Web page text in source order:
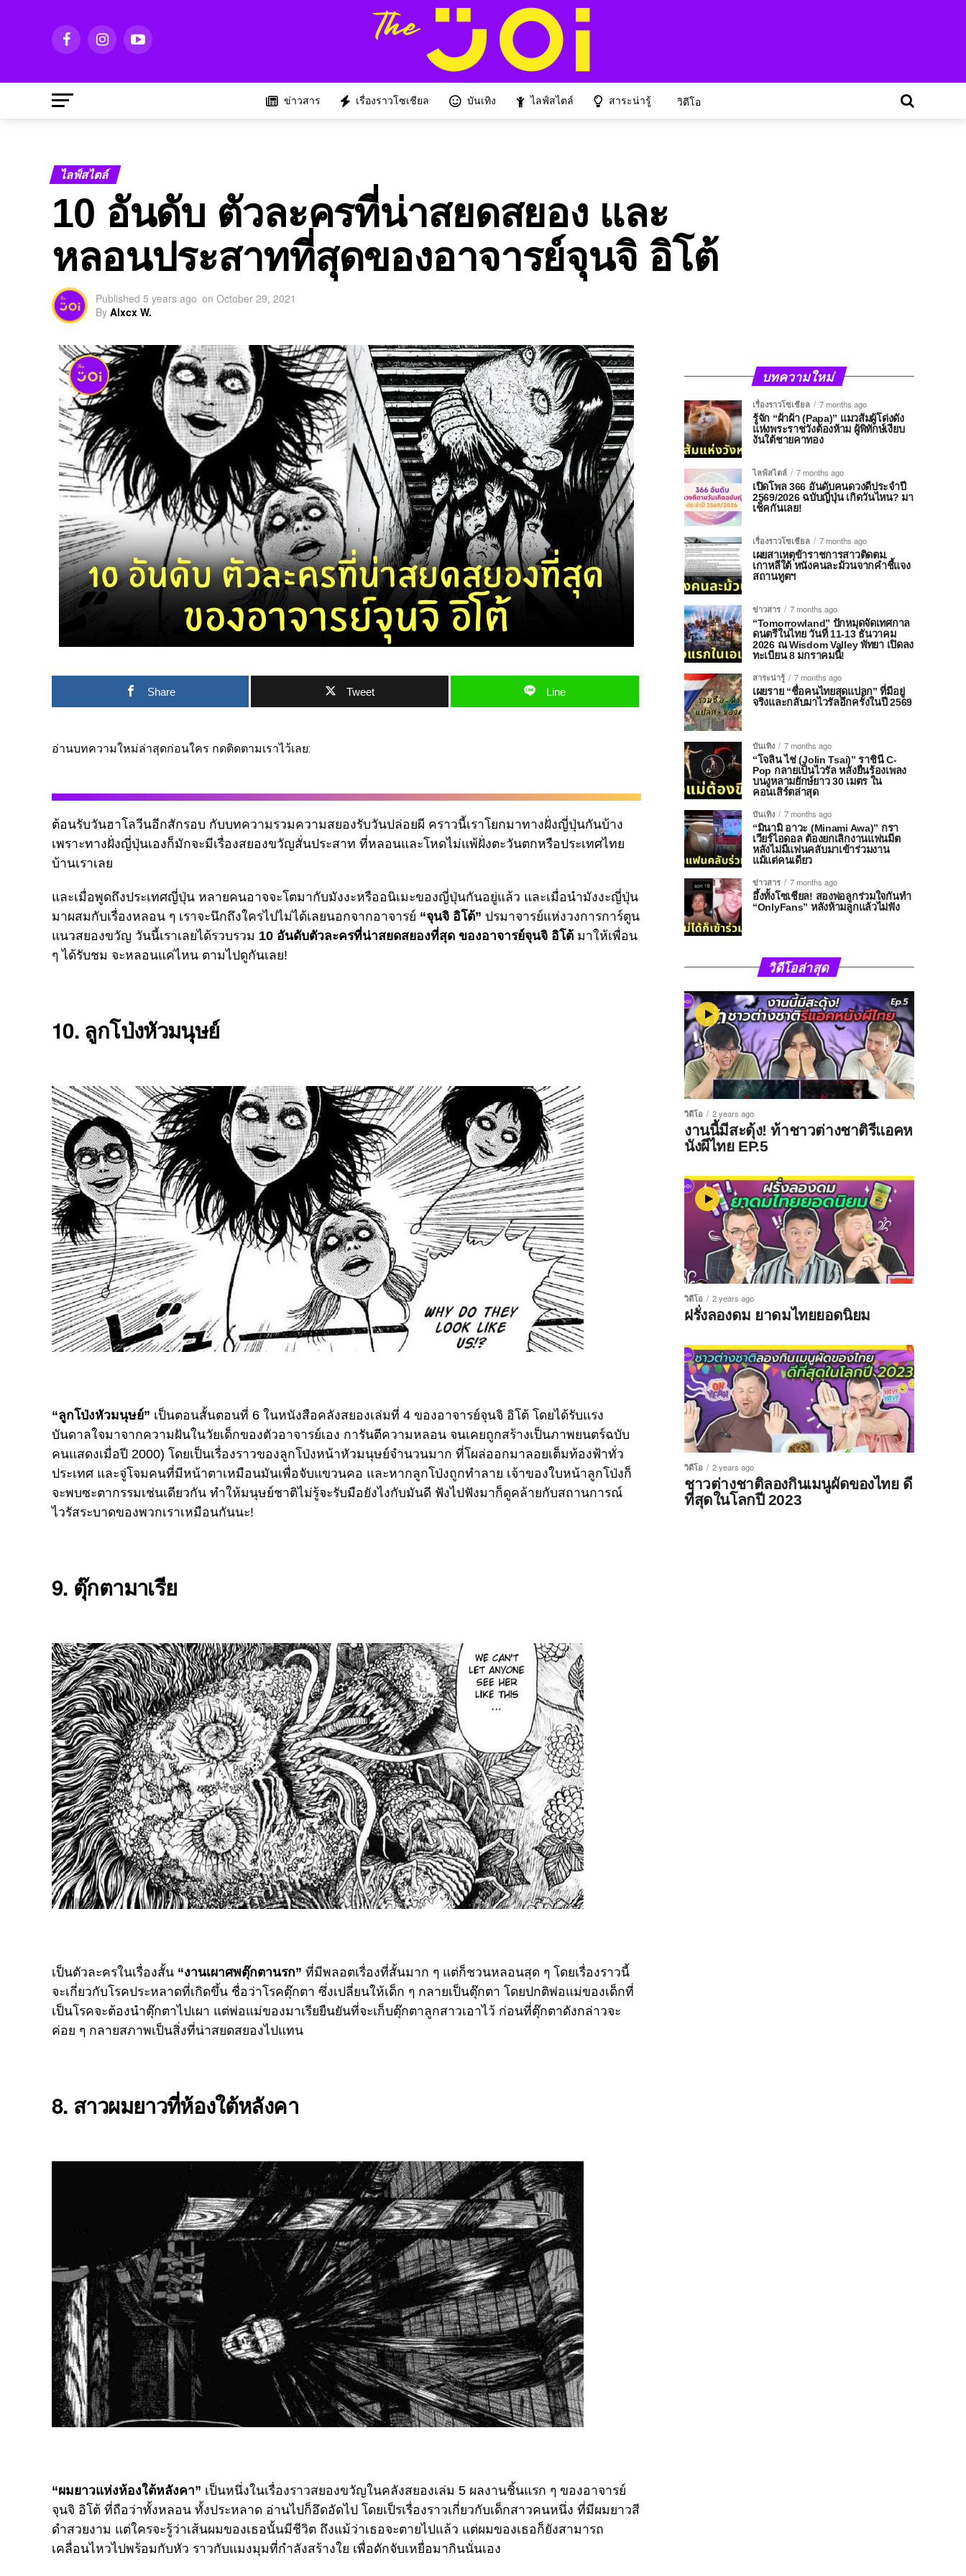
ข่าวสาร เรื่องราวโซเชียล บันเทิง ไลฟ์สไตล์ สาระน่ารู้ วิดีโอ
ไลฟ์สไตล์
10 อันดับ ตัวละครที่น่าสยดสยอง และ
หลอนประสาทที่สุดของอาจารย์จุนจิ อิโต้
Published 5 years ago on October 29, 2021
By Alxcx W.
Share Tweet Line
อ่านบทความใหม่ล่าสุดก่อนใคร กดติดตามเราไว้เลย:
ต้อนรับวันฮาโลวีนอีกสักรอบ กับบทความรวมความสยองรับวันปล่อยผี คราวนี้เราโยกมาทางฝั่งญี่ปุ่นกันบ้าง
เพราะทางฝั่งญี่ปุ่นเองก็มักจะมีเรื่องสยองขวัญสั่นประสาท ที่หลอนและโหดไม่แพ้ฝั่งตะวันตกหรือประเทศไทย
บ้านเราเลย
และเมื่อพูดถึงประเทศญี่ปุ่น หลายคนอาจจะโตมากับมังงะหรืออนิเมะของญี่ปุ่นกันอยู่แล้ว และเมื่อนำมังงะญี่ปุ่น
มาผสมกับเรื่องหลอน ๆ เราจะนึกถึงใครไปไม่ได้เลยนอกจากอาจารย์ “จุนจิ อิโต้” ปรมาจารย์แห่งวงการการ์ตูน
แนวสยองขวัญ วันนี้เราเลยได้รวบรวม 10 อันดับตัวละครที่น่าสยดสยองที่สุด ของอาจารย์จุนจิ อิโต้ มาให้เพื่อน
ๆ ได้รับชม จะหลอนแค่ไหน ตามไปดูกันเลย!
10. ลูกโป่งหัวมนุษย์
“ลูกโป่งหัวมนุษย์” เป็นตอนสั้นตอนที่ 6 ในหนังสือคลังสยองเล่มที่ 4 ของอาจารย์จุนจิ อิโต้ โดยได้รับแรง
บันดาลใจมาจากความฝันในวัยเด็กของตัวอาจารย์เอง การันตีความหลอน จนเคยถูกสร้างเป็นภาพยนตร์ฉบับ
คนแสดงเมื่อปี 2000) โดยเป็นเรื่องราวของลูกโป่งหน้าหัวมนุษย์จำนวนมาก ที่โผล่ออกมาลอยเต็มท้องฟ้าทั่ว
ประเทศ และจู่โจมคนที่มีหน้าตาเหมือนมันเพื่อจับแขวนคอ และหากลูกโป่งถูกทำลาย เจ้าของใบหน้าลูกโป่งก็
จะพบซะตากรรมเช่นเดียวกัน ทำให้มนุษย์ชาติไม่รู้จะรับมือยังไงกับมันดี ฟังไปฟังมาก็ดูคล้ายกับสถานการณ์
ไวรัสระบาดของพวกเราเหมือนกันนะ!
9. ตุ๊กตามาเรีย
เป็นตัวละครในเรื่องสั้น “งานเผาศพตุ๊กตานรก” ที่มีพลอตเรื่องที่สั้นมาก ๆ แต่ก็ชวนหลอนสุด ๆ โดยเรื่องราวนี้
จะเกี่ยวกับโรคประหลาดที่เกิดขึ้น ชื่อว่าโรคตุ๊กตา ซึ่งเปลี่ยนให้เด็ก ๆ กลายเป็นตุ๊กตา โดยปกติพ่อแม่ของเด็กที่
เป็นโรคจะต้องนำตุ๊กตาไปเผา แต่พ่อแม่ของมาเรียยืนยันที่จะเก็บตุ๊กตาลูกสาวเอาไว้ ก่อนที่ตุ๊กตาดังกล่าวจะ
ค่อย ๆ กลายสภาพเป็นสิ่งที่น่าสยดสยองไปแทน
8. สาวผมยาวที่ห้องใต้หลังคา
“ผมยาวแห่งห้องใต้หลังคา” เป็นหนึ่งในเรื่องราวสยองขวัญในคลังสยองเล่ม 5 ผลงานชิ้นแรก ๆ ของอาจารย์
จุนจิ อิโต้ ที่ถือว่าทั้งหลอน ทั้งประหลาด อ่านไปก็อึดอัดไป โดยเป็รเรื่องราวเกี่ยวกับเด็กสาวคนหนึ่ง ที่มีผมยาวสี
ดำสวยงาม แต่ใครจะรู้ว่าเส้นผมของเธอนั้นมีชีวิต ถึงแม้ว่าเธอจะตายไปแล้ว แต่ผมของเธอก็ยังสามารถ
เคลื่อนไหวไปพร้อมกับหัว ราวกับแมงมุมที่กำลังสร้างใย เพื่อดักจับเหยื่อมากินนั่นเอง
บทความใหม่
เรื่องราวโซเชียล
7 months ago
รู้จัก “ผ้าผ้า (Papa)” แมวส้มผู้โด่งดัง
แห่งพระราชวังต้องห้าม ผู้พิทักษ์เงียบ
งันใต้ชายคาทอง
ไลฟ์สไตล์
7 months ago
เปิดโพล 366 อันดับคนดวงดีประจำปี
2569/2026 ฉบับญี่ปุ่น เกิดวันไหน? มา
เช็คกันเลย!
เรื่องราวโซเชียล
7 months ago
เผยสาเหตุข้าราชการสาวติดตม.
เกาหลีใต้ หนังคนละม้วนจากคำชี้แจง
สถานทูตฯ
ข่าวสาร
7 months ago
“Tomorrowland” ปักหมุดจัดเทศกาล
ดนตรีในไทย วันที่ 11-13 ธันวาคม
2026 ณ Wisdom Valley พัทยา เปิดลง
ทะเบียน 8 มกราคมนี้!
สาระน่ารู้
7 months ago
เผยราย “ชื่อคนไทยสุดแปลก” ที่มีอยู่
จริงและกลับมาไวรัลอีกครั้งในปี 2569
บันเทิง
7 months ago
“โจลิน ไช่ (Jolin Tsai)” ราชินี C-
Pop กลายเป็นไวรัล หลังยืนร้องเพลง
บนงูหลามยักษ์ยาว 30 เมตร ใน
คอนเสิร์ตล่าสุด
บันเทิง
7 months ago
“มินามิ อาวะ (Minami Awa)” กรา
เวียร์ไอดอล ต้องยกเลิกงานแฟนมีต
หลังไม่มีแฟนคลับมาเข้าร่วมงาน
แม้แต่คนเดียว
ข่าวสาร
7 months ago
อึ้งทั้งโซเชียล! สองพ่อลูกร่วมใจกันทำ
“OnlyFans” หลังห้ามลูกแล้วไม่ฟัง
วิดีโอล่าสุด
วิดีโอ 2 years ago
งานนี้มีสะดุ้ง! ท้าชาวต่างชาติรีแอคห
นังผีไทย EP.5
วิดีโอ 2 years ago
ฝรั่งลองดม ยาดมไทยยอดนิยม
วิดีโอ 2 years ago
ชาวต่างชาติลองกินเมนูผัดของไทย ดี
ที่สุดในโลกปี 2023